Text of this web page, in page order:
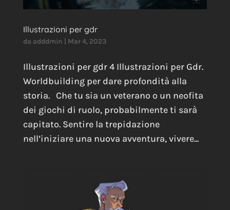
Illustrazioni per gdr
da adddmin Mar 4, 2023
Illustrazioni per gdr 4 Illustrazioni per Gdr.
Worldbuilding per dare profondità alla
storia. Che tu sia un veterano o un neofita
dei giochi di ruolo, probabilmente ti sarà
capitato. Sentire la trepidazione
nell’iniziare una nuova avventura, vivere...